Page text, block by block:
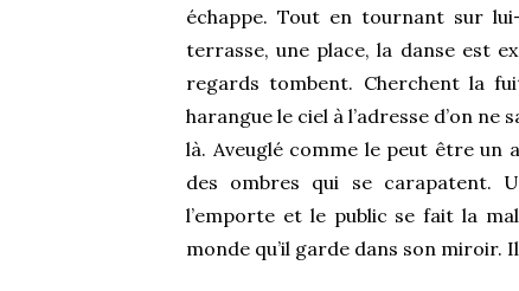
échappe. Tout en tournant sur
terrasse, une place, la danse est
regards tombent. Cherchent la
harangue le ciel à l’adresse d’on
là. Aveuglé comme le peut être un
des ombres qui se carapatent.
l’emporte et le public se fait la
monde qu’il garde dans son miroir.